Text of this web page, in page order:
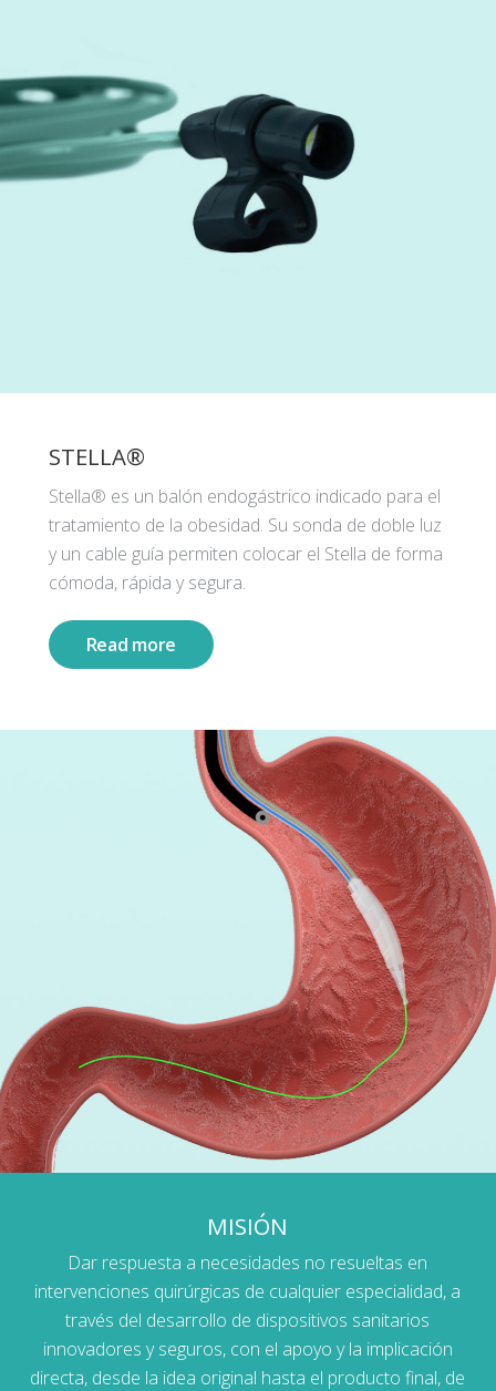
STELLA®
Stella® es un balón endogástrico indicado para el
tratamiento de la obesidad. Su sonda de doble luz
y un cable guía permiten colocar el Stella de forma
cómoda, rápida y segura.
Read more
MISIÓN
Dar respuesta a necesidades no resueltas en
intervenciones quirúrgicas de cualquier especialidad, a
través del desarrollo de dispositivos sanitarios
innovadores y seguros, con el apoyo y la implicación
directa, desde la idea original hasta el producto final, de